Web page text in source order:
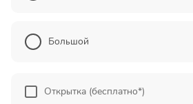
выборе букета. Спасибо
Большой
Открытка (бесплатно*)